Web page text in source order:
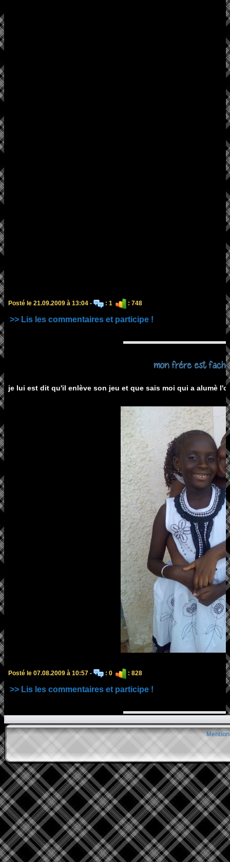
Posté le 21.09.2009 à 13:04 - : 1 : 748
>> Lis les commentaires et participe !
mon frére est
je lui est dit qu'il enlève son jeu et que sais moi qui a alumè
Posté le 07.08.2009 à 10:57 - : 0 : 828
>> Lis les commentaires et participe !